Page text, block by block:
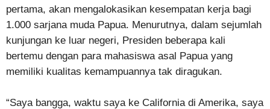
pertama, akan mengalokasikan kesempatan kerja bagi
1.000 sarjana muda Papua. Menurutnya, dalam sejumlah
kunjungan ke luar negeri, Presiden beberapa kali
bertemu dengan para mahasiswa asal Papua yang
memiliki kualitas kemampuannya tak diragukan.
“Saya bangga, waktu saya ke California di Amerika, saya